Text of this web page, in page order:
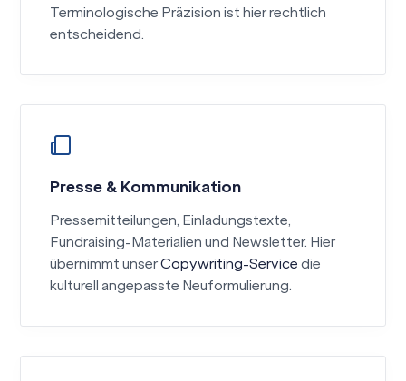
Terminologische Präzision ist hier rechtlich
entscheidend.
Presse & Kommunikation
Pressemitteilungen, Einladungstexte,
Fundraising-Materialien und Newsletter. Hier
übernimmt unserCopywriting-Service die
kulturell angepasste Neuformulierung.